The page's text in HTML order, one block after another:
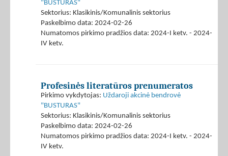
"BUSTURAS"
Sektorius: Klasikinis/Komunalinis sektorius
Paskelbimo data: 2024-02-26
Numatomos pirkimo pradžios data: 2024-I ketv. - 2024-
IV ketv.
Profesinės literatūros prenumeratos
Pirkimo vykdytojas: Uždaroji akcinė bendrovė
"BUSTURAS"
Sektorius: Klasikinis/Komunalinis sektorius
Paskelbimo data: 2024-02-26
Numatomos pirkimo pradžios data: 2024-I ketv. - 2024-
IV ketv.